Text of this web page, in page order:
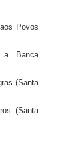
Povos
a Banca
(Santa
(Santa